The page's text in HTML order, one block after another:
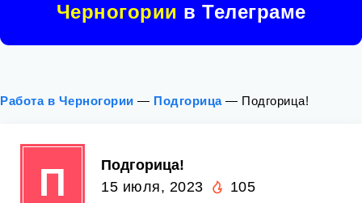
Черногории в Телеграме
Работа в Черногории — Подгорица— Подгорица!
П
Подгорица!
15 июля, 2023
105